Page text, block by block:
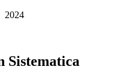
2024
Sistematica